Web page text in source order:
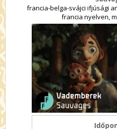
francia-belga-svájci ifjúsági
francia nyelven,